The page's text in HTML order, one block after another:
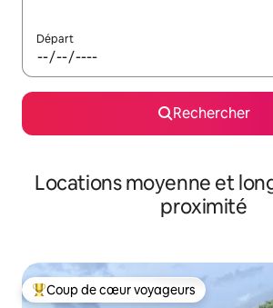
Départ
Rechercher
Locations moyenne et
proximité
Coups de cœur voyageurs les plus
Coup de cœur voyageurs